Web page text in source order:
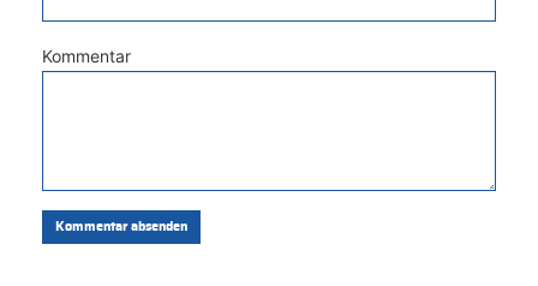
Kommentar